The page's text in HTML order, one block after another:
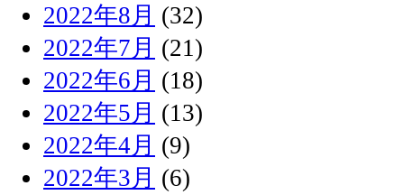
2022年8月 (32)
2022年7月 (21)
2022年6月 (18)
2022年5月 (13)
2022年4月 (9)
2022年3月 (6)